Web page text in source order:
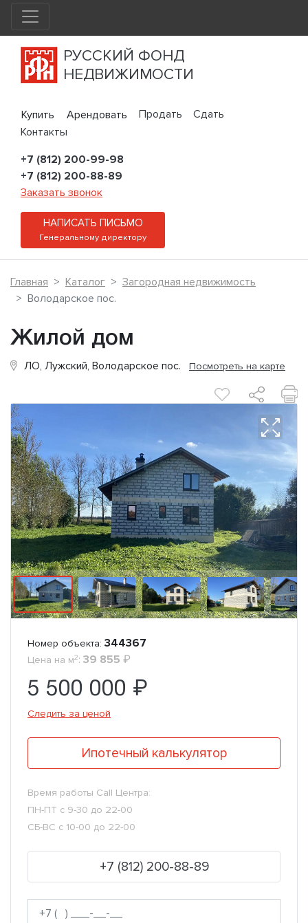
РУССКИЙ ФОНД
НЕДВИЖИМОСТИ
Купить Арендовать Продать
Сдать
Контакты
+7 (812) 200-99-98
+7 (812) 200-88-89
Заказать звонок
НАПИСАТЬ ПИСЬМО
Генеральному директору
Главная Каталог
Загородная недвижимость
Володарское пос.
Жилой дом
ЛО, Лужский, Володарское пос. Посмотреть на карте
Номер объекта: 344367
Цена на м2: 39 855 ₽
5 500 000 ₽
Следить за ценой
Ипотечный калькулятор
Время работы Call Центра:
ПН-ПТ с 9-30 до 22-00
СБ-ВС с 10-00 до 22-00
+7 (812) 200-88-89